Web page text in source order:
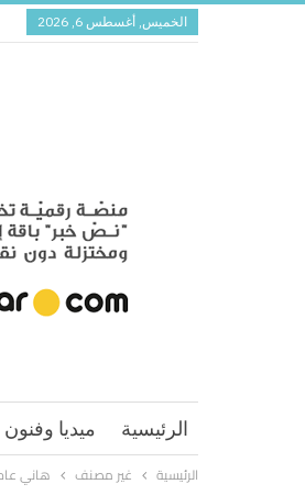
الخميس, أغسطس 6, 2026
الرئيسية ميديا وفنون
الرئيسية
غير مصنف هاني